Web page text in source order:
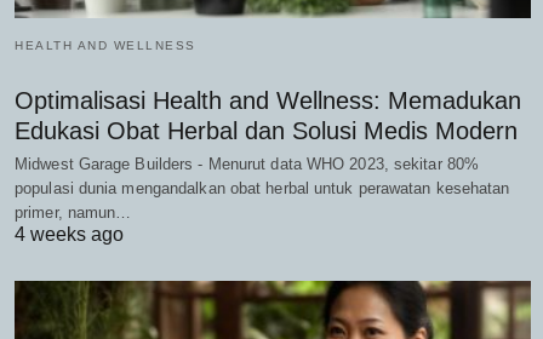
HEALTH AND WELLNESS
Optimalisasi Health and Wellness: Memadukan
Edukasi Obat Herbal dan Solusi Medis Modern
Midwest Garage Builders - Menurut data WHO 2023, sekitar 80%
populasi dunia mengandalkan obat herbal untuk perawatan kesehatan
primer, namun…
4 weeks ago